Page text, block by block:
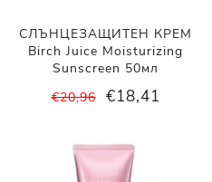
СЛЪНЦЕЗАЩИТЕН КРЕМ
Birch Juice Moisturizing
Sunscreen 50мл
€20,96 €18,41